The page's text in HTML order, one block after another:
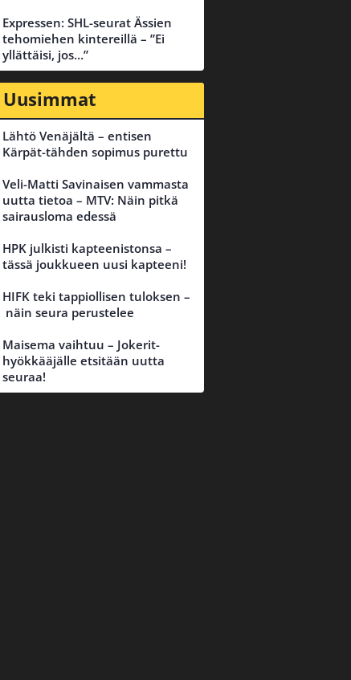
Expressen: SHL-seurat Ässien
tehomiehen kintereillä – ”Ei
yllättäisi, jos…”
Uusimmat
Lähtö Venäjältä – entisen
Kärpät-tähden sopimus purettu
Veli-Matti Savinaisen vammasta
uutta tietoa – MTV: Näin pitkä
sairausloma edessä
HPK julkisti kapteenistonsa –
tässä joukkueen uusi kapteeni!
HIFK teki tappiollisen tuloksen –
näin seura perustelee
Maisema vaihtuu – Jokerit-
hyökkääjälle etsitään uutta
seuraa!